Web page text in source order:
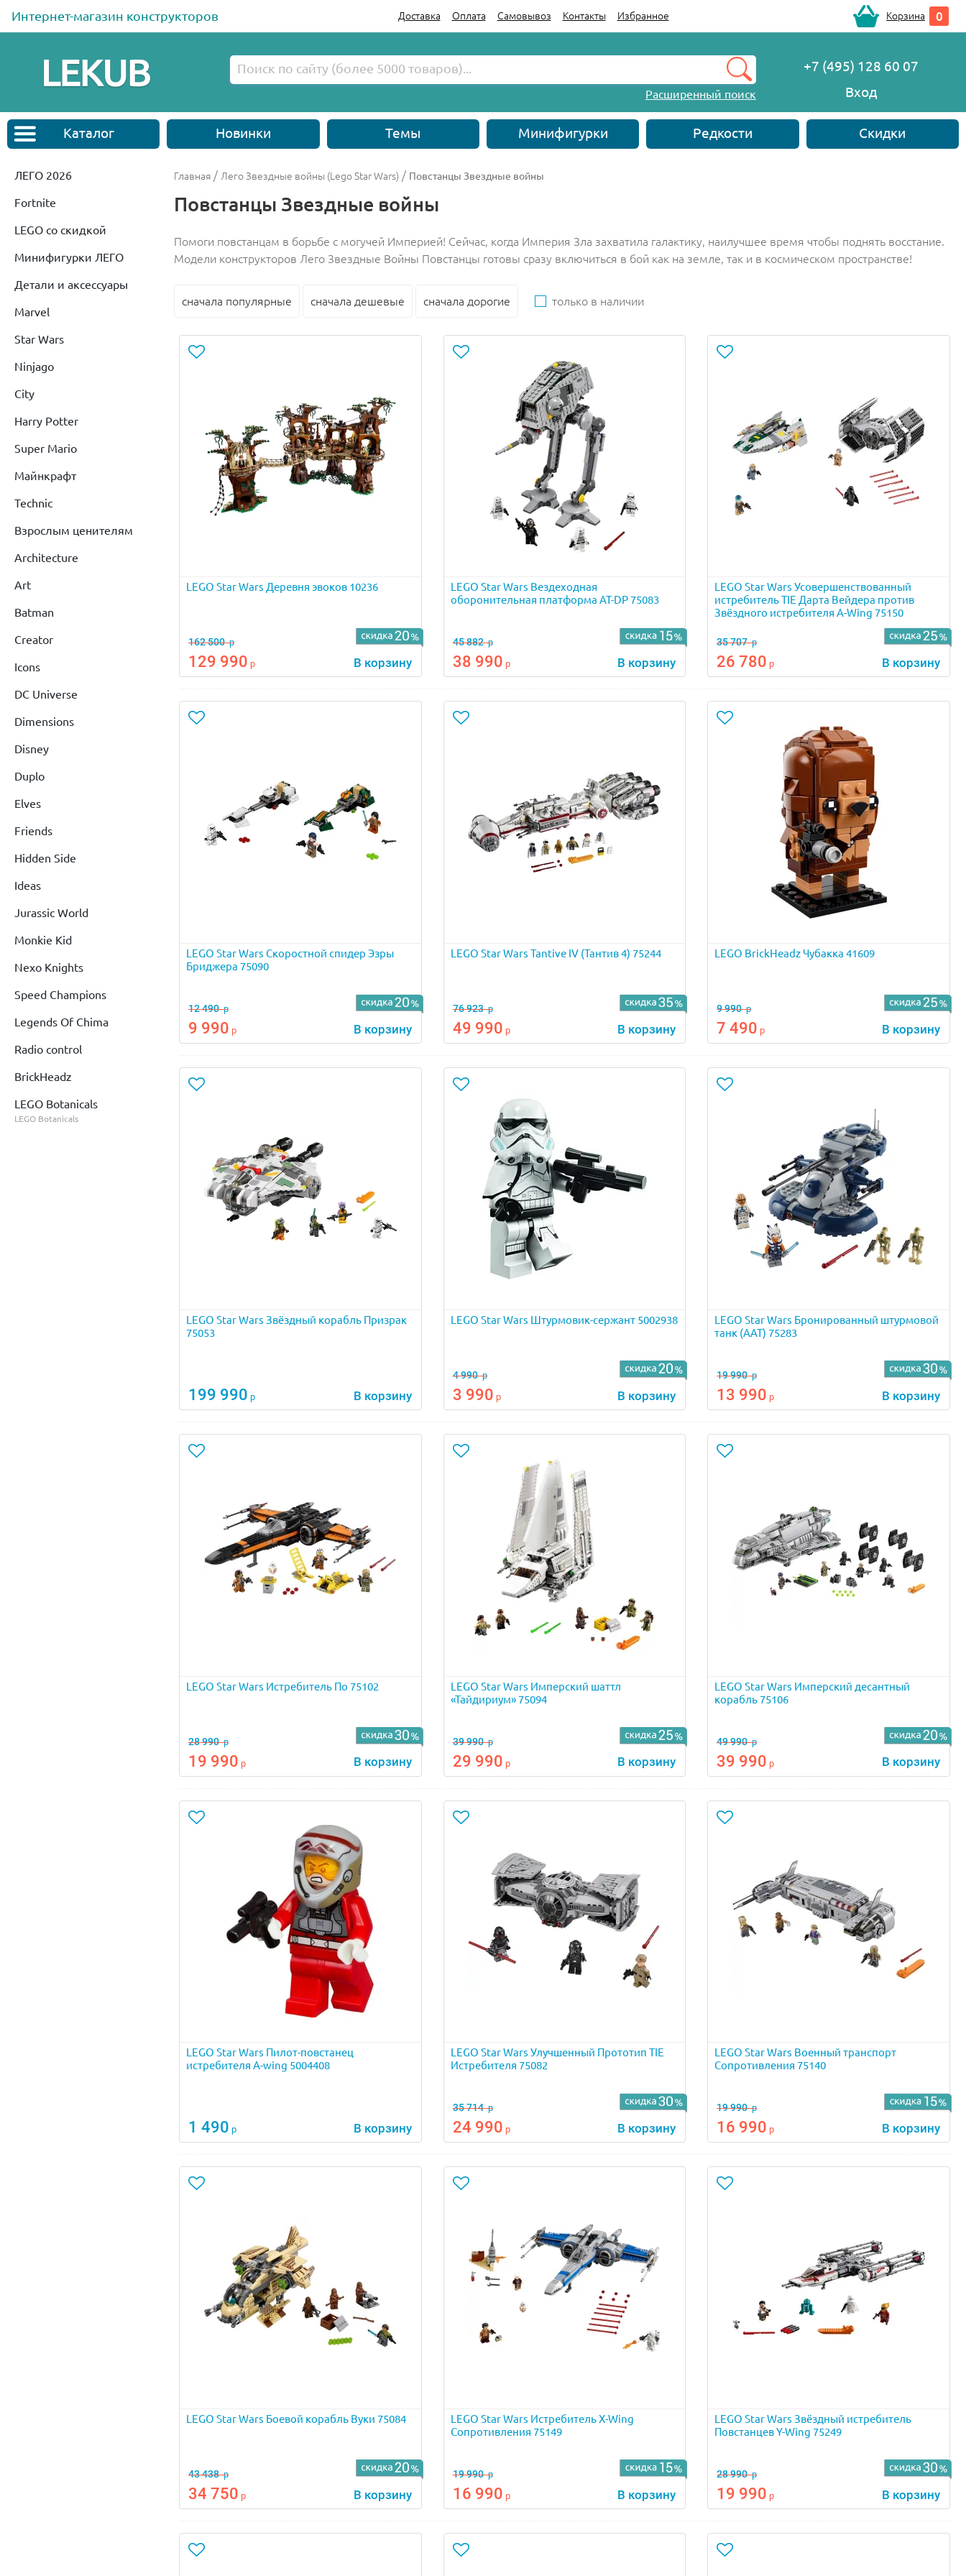
Интернет-магазин конструкторов Доставка Оплата Самовывоз Контакты Избранное Корзина 0
Расширенный поиск
+7 (495) 128 60 07
Вход
Каталог Новинки Темы Минифигурки Редкости Скидки
ЛЕГО 2026
Fortnite
LEGO со скидкой
Минифигурки ЛЕГО
Детали и аксессуары
Marvel
Star Wars
Ninjago
City
Harry Potter
Super Mario
Майнкрафт
Technic
Взрослым ценителям
Architecture
Art
Batman
Creator
Icons
DC Universe
Dimensions
Disney
Duplo
Elves
Friends
Hidden Side
Ideas
Jurassic World
Monkie Kid
Nexo Knights
Speed Champions
Legends Of Chima
Radio control
BrickHeadz
LEGO Botanicals
LEGO Botanicals
Главная/ Лего Звездные войны (Lego Star Wars) / Повстанцы Звездные войны
Повстанцы Звездные войны
Помоги повстанцам в борьбе с могучей Империей! Сейчас, когда Империя Зла захватила галактику, наилучшее время чтобы поднять восстание.
Модели конструкторов Лего Звездные Войны Повстанцы готовы сразу включиться в бой как на земле, так и в космическом пространстве!
сначала популярные сначала дешевые сначала дорогие только в наличии
LEGO Star Wars Деревня эвоков 10236
162 500р
129 990 р В корзину
LEGO Star Wars Вездеходная
оборонительная платформа AT-DP 75083
45 882р
38 990 р В корзину
LEGO Star Wars Усовершенствованный
истребитель TIE Дарта Вейдера против
Звёздного истребителя A-Wing 75150
35 707р
26 780 р В корзину
LEGO Star Wars Скоростной спидер Эзры
Бриджера 75090
12 490р
9 990 р В корзину
LEGO Star Wars Tantive IV (Тантив 4) 75244
76 923р
49 990 р В корзину
LEGO BrickHeadz Чубакка 41609
9 990р
7 490 р В корзину
LEGO Star Wars Звёздный корабль Призрак
75053
199 990 р В корзину
LEGO Star Wars Штурмовик-сержант 5002938
4 990р
3 990 р В корзину
LEGO Star Wars Бронированный штурмовой
танк (AAT) 75283
19 990р
13 990 р В корзину
LEGO Star Wars Истребитель По 75102
28 990р
19 990 р В корзину
LEGO Star Wars Имперский шаттл
«Тайдириум» 75094
39 990р
29 990 р В корзину
LEGO Star Wars Имперский десантный
корабль 75106
49 990р
39 990 р В корзину
LEGO Star Wars Пилот-повстанец
истребителя A-wing 5004408
1 490 р В корзину
LEGO Star Wars Улучшенный Прототип TIE
Истребителя 75082
35 714р
24 990 р В корзину
LEGO Star Wars Военный транспорт
Сопротивления 75140
19 990р
16 990 р В корзину
LEGO Star Wars Боевой корабль Вуки 75084
43 438р
34 750 р В корзину
LEGO Star Wars Истребитель X-Wing
Сопротивления 75149
19 990р
16 990 р В корзину
LEGO Star Wars Звёздный истребитель
Повстанцев Y-Wing 75249
28 990р
19 990 р В корзину